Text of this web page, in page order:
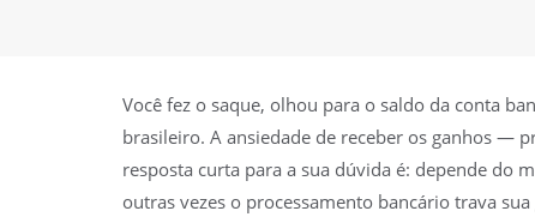
Você fez o saque, olhou para o saldo da conta
brasileiro. A ansiedade de receber os ganhos —
resposta curta para a sua dúvida é: depende do
outras vezes o processamento bancário trava